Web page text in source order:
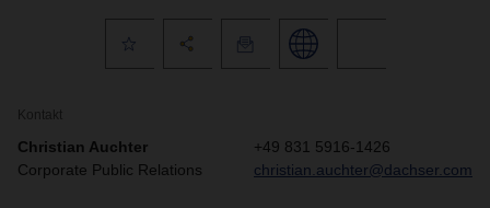
Kontakt
Christian Auchter
Corporate Public Relations
+49 831 5916-1426
christian.auchter@dachser.com